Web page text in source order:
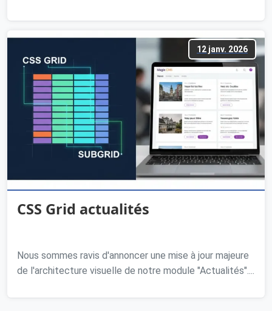
12 janv. 2026
CSS Grid actualités
Nous sommes ravis d'annoncer une mise à jour majeure
de l'architecture visuelle de notre module "Actualités"....